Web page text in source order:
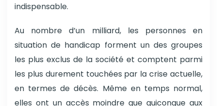
indispensable.
Au nombre d’un milliard, les personnes en
situation de handicap forment un des groupes
les plus exclus de la société et comptent parmi
les plus durement touchées par la crise actuelle,
en termes de décès. Même en temps normal,
elles ont un accès moindre que quiconque aux